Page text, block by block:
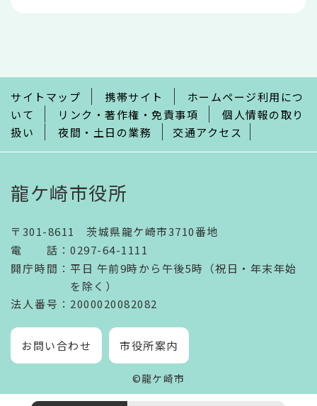
で
サイトマップ 携帯サイト
ホームページ利用につ
いて
リンク・著作権・免責事項
個人情報の取り
扱い
夜間・土日の業務 交通アクセス
龍ケ崎市役所
〒301-8611 茨城県龍ケ崎市3710番地
電話 ： 0297-64-1111
開庁時間 ： 平日 午前9時から午後5時（祝日・年末年始
を除く）
法人番号 ：2000020082082
お問い合わせ 市役所案内
©龍ケ崎市